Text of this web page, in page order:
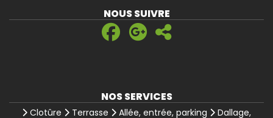
NOUS SUIVRE
NOS SERVICES
Clotûre Terrasse Allée, entrée, parking Dallage,